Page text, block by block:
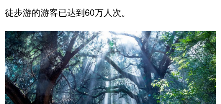
徒步游的游客已达到60万人次。